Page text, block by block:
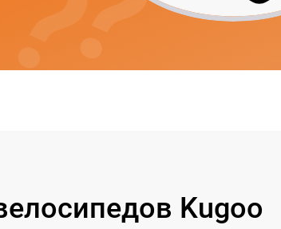
Kugoo